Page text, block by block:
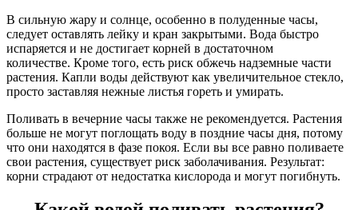
В сильную жару и солнце, особенно в полуденные часы,
следует оставлять лейку и кран закрытыми. Вода быстро
испаряется и не достигает корней в достаточном
количестве. Кроме того, есть риск обжечь надземные части
растения. Капли воды действуют как увеличительное стекло,
просто заставляя нежные листья гореть и умирать.
Поливать в вечерние часы также не рекомендуется. Растения
больше не могут поглощать воду в поздние часы дня, потому
что они находятся в фазе покоя. Если вы все равно поливаете
свои растения, существует риск заболачивания. Результат:
корни страдают от недостатка кислорода и могут погибнуть.